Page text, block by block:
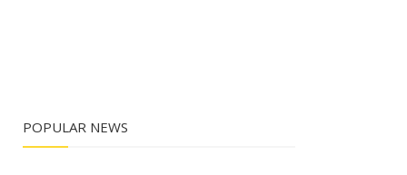
POPULAR NEWS